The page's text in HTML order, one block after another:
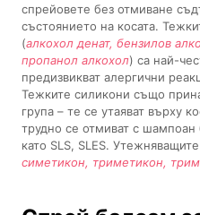
спрейовете без отмиване
състоянието на косата.
(алкохол денат, бензилов
пропанол алкохол) са най-
предизвикват алергични
Тежките силикони също
група – те се утаяват върху
трудно се отмиват с
като SLS, SLES.
симетикон, триметикон,